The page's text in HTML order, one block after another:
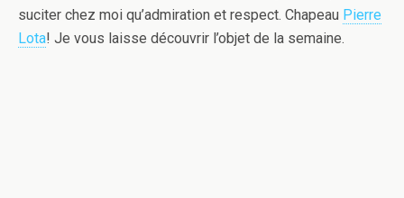
suciter chez moi qu’admiration et respect. Chapeau Pierre
Lota! Je vous laisse découvrir l’objet de la semaine.